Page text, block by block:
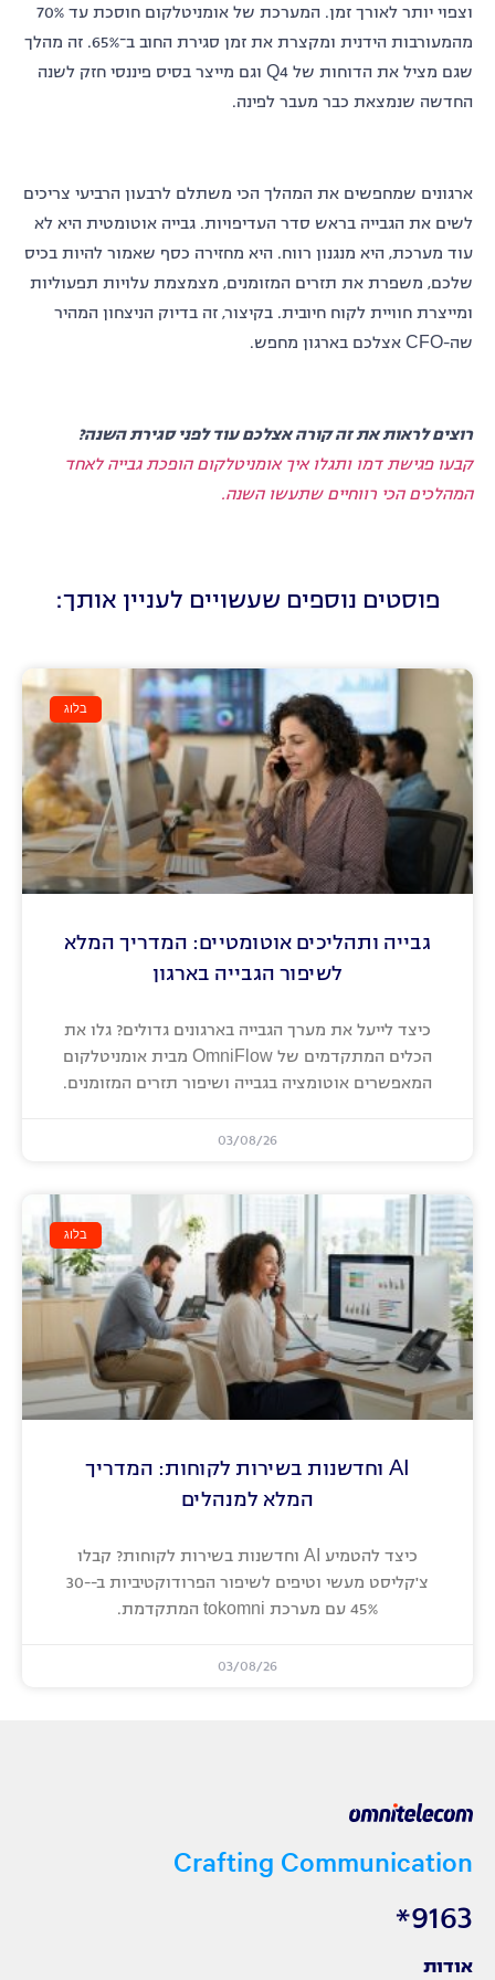
וצפוי יותר לאורך זמן. המערכת של אומניטלקום חוסכת עד 70%
מהמעורבות הידנית ומקצרת את זמן סגירת החוב ב־65%. זה מהלך
שגם מציל את הדוחות של Q4 וגם מייצר בסיס פיננסי חזק לשנה
החדשה שנמצאת כבר מעבר לפינה.
ארגונים שמחפשים את המהלך הכי משתלם לרבעון הרביעי צריכים
לשים את הגבייה בראש סדר העדיפויות. גבייה אוטומטית היא לא
עוד מערכת, היא מנגנון רווח. היא מחזירה כסף שאמור להיות בכיס
שלכם, משפרת את תזרים המזומנים, מצמצמת עלויות תפעוליות
ומייצרת חוויית לקוח חיובית. בקיצור, זה בדיוק הניצחון המהיר
שה-CFO אצלכם בארגון מחפש.
רוצים לראות את זה קורה אצלכם עוד לפני סגירת השנה?
קבעו פגישת דמו ותגלו איך אומניטלקום הופכת גבייה לאחד
המהלכים הכי רווחיים שתעשו השנה.
פוסטים נוספים שעשויים לעניין אותך:
בלוג
גבייה ותהליכים אוטומטיים: המדריך המלא
לשיפור הגבייה בארגון
כיצד לייעל את מערך הגבייה בארגונים גדולים? גלו את
הכלים המתקדמים של OmniFlow מבית אומניטלקום
המאפשרים אוטומציה בגבייה ושיפור תזרים המזומנים.
03/08/26
בלוג
AI וחדשנות בשירות לקוחות: המדריך
המלא למנהלים
כיצד להטמיע AI וחדשנות בשירות לקוחות? קבלו
צ'קליסט מעשי וטיפים לשיפור הפרודוקטיביות ב-30-
45% עם מערכת tokomni המתקדמת.
03/08/26
Crafting Communication
9163*
אודות